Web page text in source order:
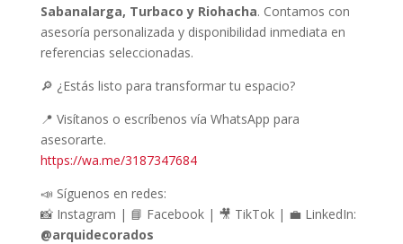
Sabanalarga, Turbaco y Riohacha. Contamos con
asesoría personalizada y disponibilidad inmediata en
referencias seleccionadas.
🔎 ¿Estás listo para transformar tu espacio?
📍 Visítanos o escríbenos vía WhatsApp para
asesorarte.
https://wa.me/3187347684
📣 Síguenos en redes:
📸 Instagram | 📘 Facebook | 🎥 TikTok | 💼 LinkedIn:
@arquidecorados